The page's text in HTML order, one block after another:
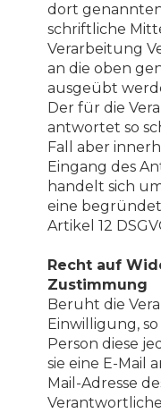
dort
schriftliche
Verarbeitung
an die oben
ausgeübt
Der für die
antwortet so
Fall aber
Eingang des
handelt sich
eine
Artikel 12
Recht auf
Zustimmung
Beruht die
Einwilligung,
Person diese
sie eine E-Mail
Mail-Adresse